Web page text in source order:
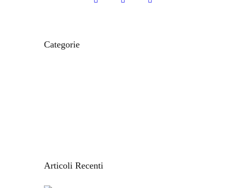
Categorie
Articoli Recenti